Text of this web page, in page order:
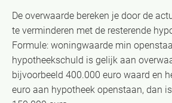
De overwaarde bereken je door de
te verminderen met de resterende
Formule: woningwaarde min
hypotheekschuld is gelijk aan
bijvoorbeeld 400.000 euro waard en
euro aan hypotheek openstaan, dan